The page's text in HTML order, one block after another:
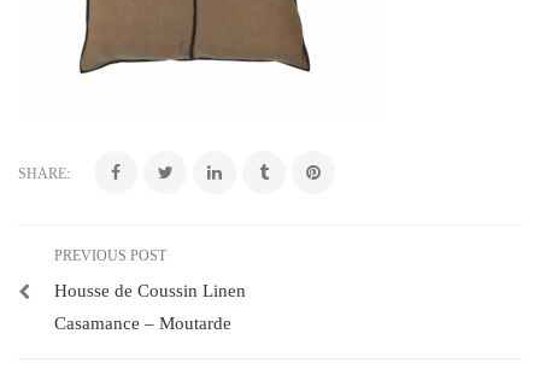
SHARE:
PREVIOUS POST
Housse de Coussin Linen
Casamance – Moutarde